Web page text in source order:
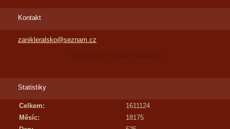
Kontakt
zanikleralsko@seznam.cz
Statistiky
Celkem:
1611124
Měsíc:
18175